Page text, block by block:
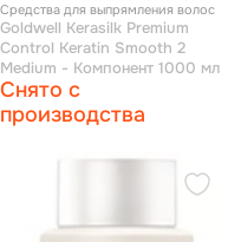
Средства для выпрямления волос
Goldwell Kerasilk Premium
Control Keratin Smooth 2
Medium - Компонент 1000 мл
Снято с
производства